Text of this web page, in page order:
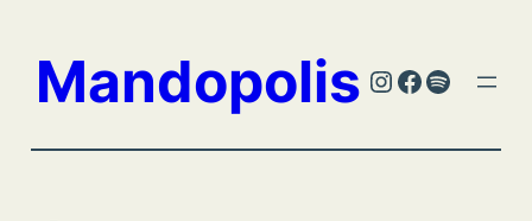
contenu
Mandopolis Instagram
Facebook
Spotify